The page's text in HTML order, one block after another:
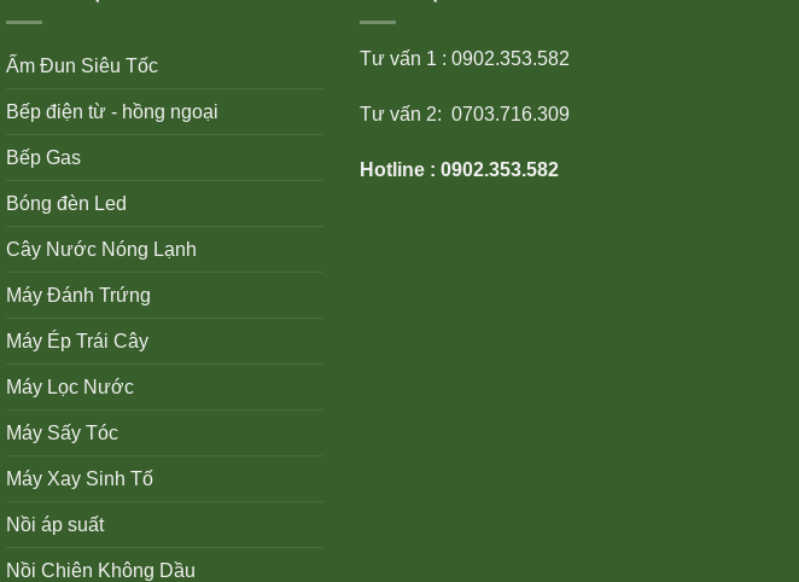
Ấm Đun Siêu Tốc
Bếp điện từ - hồng ngoại
Bếp Gas
Bóng đèn Led
Cây Nước Nóng Lạnh
Máy Đánh Trứng
Máy Ép Trái Cây
Máy Lọc Nước
Máy Sấy Tóc
Máy Xay Sinh Tố
Nồi áp suất
Nồi Chiên Không Dầu
Tư vấn 1 : 0902.353.582
Tư vấn 2: 0703.716.309
Hotline : 0902.353.582